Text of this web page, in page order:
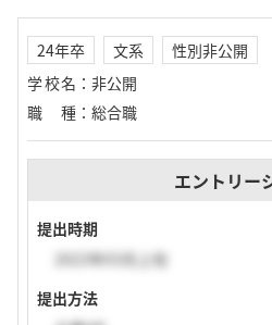
24年卒 文系
性別非公開
学校名 ： 非公開
職種 ： 総合職
エントリー
提出時期
2023年03月上旬
提出方法